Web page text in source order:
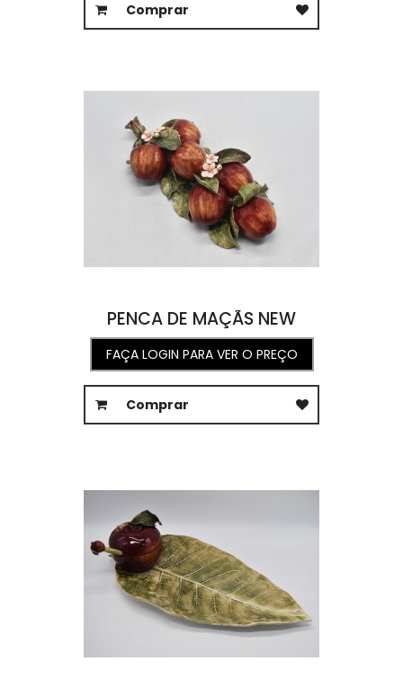
Comprar
PENCA DE MAÇÃS NEW
FAÇA LOGIN PARA VER O PREÇO
Comprar